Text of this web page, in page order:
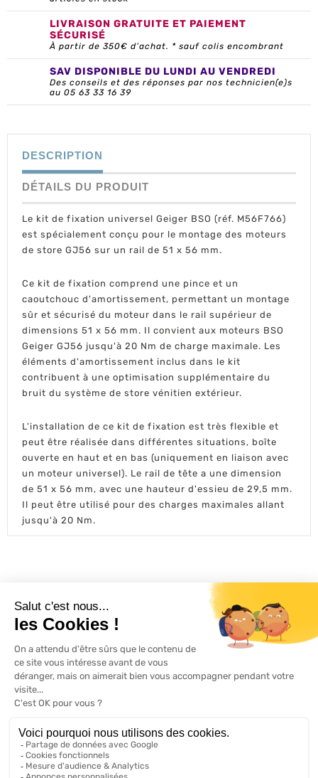
LIVRAISON GRATUITE ET PAIEMENT
SÉCURISÉ
À partir de 350€ d’achat. * sauf colis encombrant
SAV DISPONIBLE DU LUNDI AU VENDREDI
Des conseils et des réponses par nos technicien(e)s
au 05 63 33 16 39
DESCRIPTION
DÉTAILS DU PRODUIT
Le kit de fixation universel Geiger BSO (réf. M56F766)
est spécialement conçu pour le montage des moteurs
de store GJ56 sur un rail de 51 x 56 mm.
Ce kit de fixation comprend une pince et un
caoutchouc d'amortissement, permettant un montage
sûr et sécurisé du moteur dans le rail supérieur de
dimensions 51 x 56 mm. Il convient aux moteurs BSO
Geiger GJ56 jusqu'à 20 Nm de charge maximale. Les
éléments d'amortissement inclus dans le kit
contribuent à une optimisation supplémentaire du
bruit du système de store vénitien extérieur.
L'installation de ce kit de fixation est très flexible et
peut être réalisée dans différentes situations, boîte
ouverte en haut et en bas (uniquement en liaison avec
un moteur universel). Le rail de tête a une dimension
de 51 x 56 mm, avec une hauteur d'essieu de 29,5 mm.
Il peut être utilisé pour des charges maximales allant
jusqu'à 20 Nm.
L'ACTU 100% VOLET ROULANT

SERVICES
INFORMATIONS
A propos de 100% volets roulant